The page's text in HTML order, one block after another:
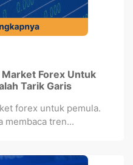
Forex Untuk
Tarik Garis
forex untuk pemula.
membaca tren...